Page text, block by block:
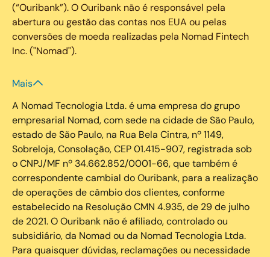
(“Ouribank”). O Ouribank não é responsável pela
abertura ou gestão das contas nos EUA ou pelas
conversões de moeda realizadas pela Nomad Fintech
Inc. ("Nomad").
Mais
A Nomad Tecnologia Ltda. é uma empresa do grupo
empresarial Nomad, com sede na cidade de São Paulo,
estado de São Paulo, na Rua Bela Cintra, nº 1149,
Sobreloja, Consolação, CEP 01.415-907, registrada sob
o CNPJ/MF nº 34.662.852/0001-66, que também é
correspondente cambial do Ouribank, para a realização
de operações de câmbio dos clientes, conforme
estabelecido na Resolução CMN 4.935, de 29 de julho
de 2021. O Ouribank não é afiliado, controlado ou
subsidiário, da Nomad ou da Nomad Tecnologia Ltda.
Para quaisquer dúvidas, reclamações ou necessidade